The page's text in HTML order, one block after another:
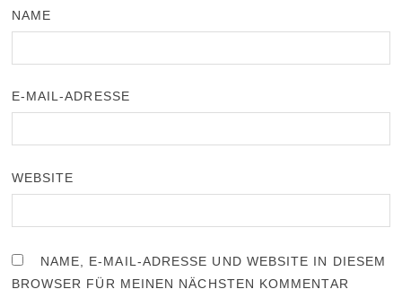
NAME
E-MAIL-ADRESSE
WEBSITE
NAME, E-MAIL-ADRESSE UND WEBSITE IN DIESEM
BROWSER FÜR MEINEN NÄCHSTEN KOMMENTAR